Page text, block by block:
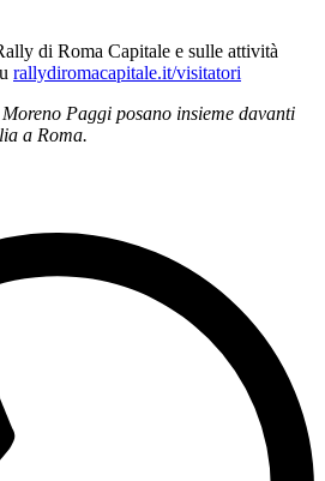
di Roma Capitale e sulle attività
rallydiromacapitale.it/visitatori
Paggi posano insieme davanti
a Roma.